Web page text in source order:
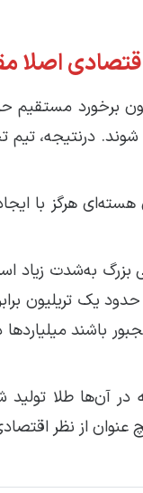
برخورد مستقیم
درنتیجه، تیم
هسته‌ای هرگز با
بزرگ به‌شدت
نیست. طبق تخمین‌ها، آزمایش‌های
میلیاردها
که در آن‌ها
از نظر